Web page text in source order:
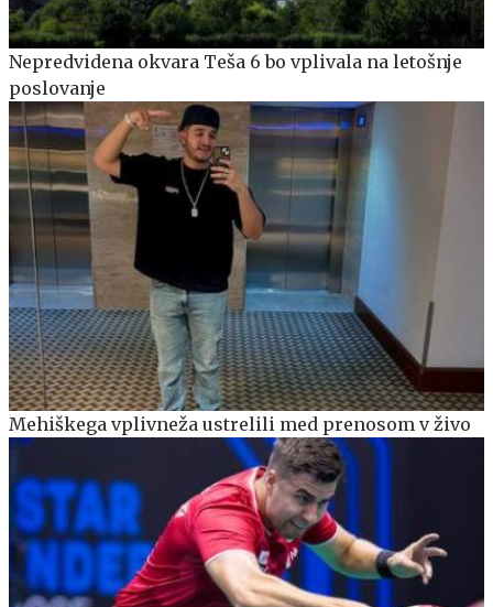
Nepredvidena okvara Teša 6 bo vplivala na letošnje
poslovanje
Mehiškega vplivneža ustrelili med prenosom v živo